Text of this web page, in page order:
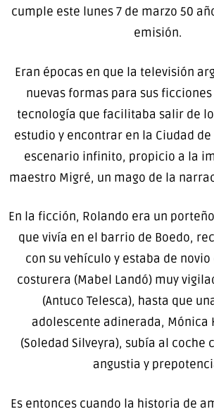
cumple este lunes 7 de marzo 50
emisión.
Eran épocas en que la televisión
nuevas formas para sus
tecnología que facilitaba salir de
estudio y encontrar en la Ciudad de
escenario infinito, propicio a la
maestro Migré, un mago de la
En la ficción, Rolando era un
que vivía en el barrio de Boedo,
con su vehículo y estaba de
costurera (Mabel Landó) muy
(Antuco Telesca), hasta que
adolescente adinerada, Mónica
(Soledad Silveyra), subía al coche
angustia y
Es entonces cuando la historia de